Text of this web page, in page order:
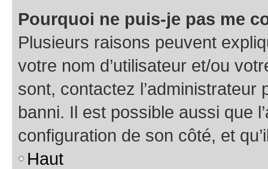
Pourquoi ne puis-je pas me
Plusieurs raisons peuvent
votre nom d’utilisateur et/ou
sont, contactez l’administrateur
banni. Il est possible aussi que
configuration de son côté, et
Haut